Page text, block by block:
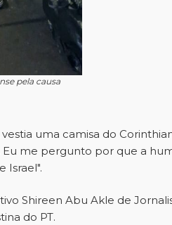
pela causa
uma camisa do
me pergunto por que a
Israel".
Shireen Abu Akle de
do PT.